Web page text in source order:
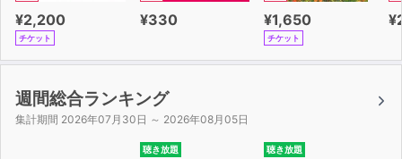
¥2,200
チケット
¥330 ¥1,650
チケット
週間総合ランキング
集計期間 2026年07月30日 ～ 2026年08月05日
聴き放題 聴き放題